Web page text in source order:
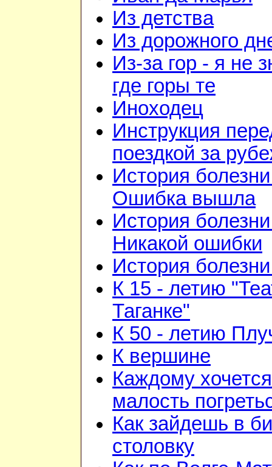
Из детства
Из дорожного
Из-за гор - я не
где горы те
Иноходец
Инструкция
поездкой за
История
Ошибка вышла
История
Никакой ошибки
История
К 15 - летию
Таганке"
К 50 - летию
К вершине
Каждому хочется
малость
Как зайдешь в
столовку